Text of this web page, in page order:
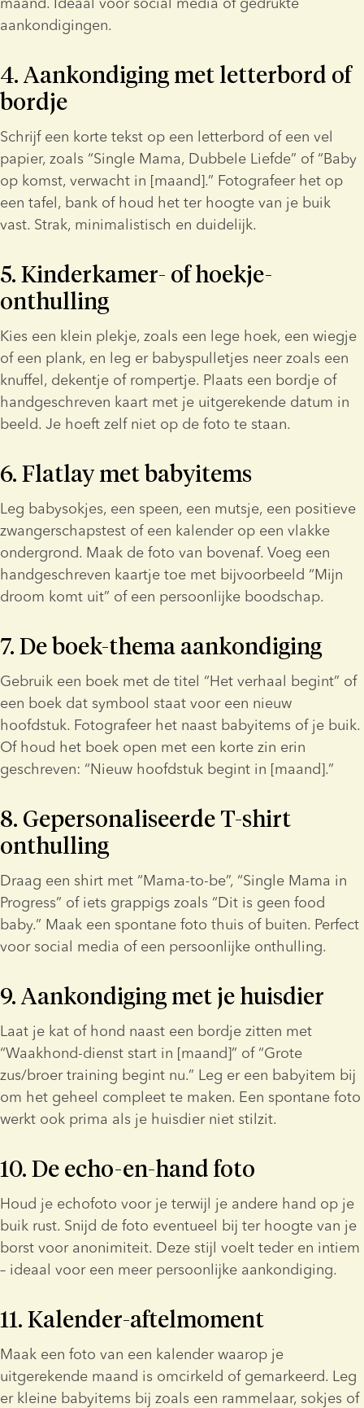
aankondigingen.
4. Aankondiging met letterbord of
bordje
Schrijf een korte tekst op een letterbord of een vel
papier, zoals “Single Mama, Dubbele Liefde” of “Baby
op komst, verwacht in [maand].” Fotografeer het op
een tafel, bank of houd het ter hoogte van je buik
vast. Strak, minimalistisch en duidelijk.
5. Kinderkamer- of hoekje-
onthulling
Kies een klein plekje, zoals een lege hoek, een wiegje
of een plank, en leg er babyspulletjes neer zoals een
knuffel, dekentje of rompertje. Plaats een bordje of
handgeschreven kaart met je uitgerekende datum in
beeld. Je hoeft zelf niet op de foto te staan.
6. Flatlay met babyitems
Leg babysokjes, een speen, een mutsje, een positieve
zwangerschapstest of een kalender op een vlakke
ondergrond. Maak de foto van bovenaf. Voeg een
handgeschreven kaartje toe met bijvoorbeeld “Mijn
droom komt uit” of een persoonlijke boodschap.
7. De boek-thema aankondiging
Gebruik een boek met de titel “Het verhaal begint” of
een boek dat symbool staat voor een nieuw
hoofdstuk. Fotografeer het naast babyitems of je buik.
Of houd het boek open met een korte zin erin
geschreven: “Nieuw hoofdstuk begint in [maand].”
8. Gepersonaliseerde T-shirt
onthulling
Draag een shirt met “Mama-to-be”, “Single Mama in
Progress” of iets grappigs zoals “Dit is geen food
baby.” Maak een spontane foto thuis of buiten. Perfect
voor social media of een persoonlijke onthulling.
9. Aankondiging met je huisdier
Laat je kat of hond naast een bordje zitten met
“Waakhond-dienst start in [maand]” of “Grote
zus/broer training begint nu.” Leg er een babyitem bij
om het geheel compleet te maken. Een spontane foto
werkt ook prima als je huisdier niet stilzit.
10. De echo-en-hand foto
Houd je echofoto voor je terwijl je andere hand op je
buik rust. Snijd de foto eventueel bij ter hoogte van je
borst voor anonimiteit. Deze stijl voelt teder en intiem
– ideaal voor een meer persoonlijke aankondiging.
11. Kalender-aftelmoment
Maak een foto van een kalender waarop je
uitgerekende maand is omcirkeld of gemarkeerd. Leg
er kleine babyitems bij zoals een rammelaar, sokjes of